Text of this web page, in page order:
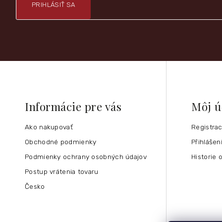
PRIHLÁSIŤ SA
Informácie pre vás
Ako nakupovať
Obchodné podmienky
Podmienky ochrany osobných údajov
Postup vrátenia tovaru
Česko
Môj
Přihlášení
Historie